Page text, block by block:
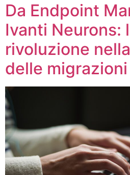
Da Endpoint
Ivanti Neurons:
rivoluzione
delle migrazioni